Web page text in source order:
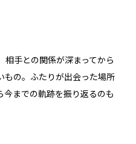
相手との関係が深まってから
もの。ふたりが出会った場所
今までの軌跡を振り返るのも